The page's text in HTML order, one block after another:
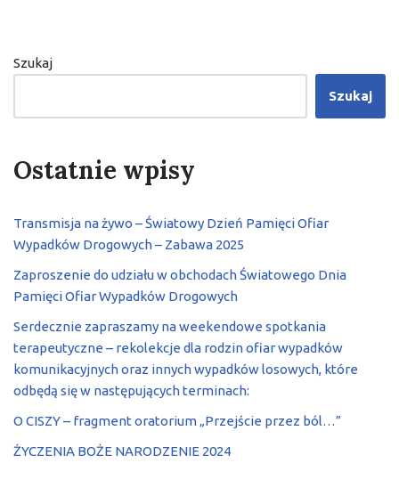
Szukaj
Szukaj
Ostatnie wpisy
Transmisja na żywo – Światowy Dzień Pamięci Ofiar
Wypadków Drogowych – Zabawa 2025
Zaproszenie do udziału w obchodach Światowego Dnia
Pamięci Ofiar Wypadków Drogowych
Serdecznie zapraszamy na weekendowe spotkania
terapeutyczne – rekolekcje dla rodzin ofiar wypadków
komunikacyjnych oraz innych wypadków losowych, które
odbędą się w następujących terminach:
O CISZY – fragment oratorium „Przejście przez ból…”
ŻYCZENIA BOŻE NARODZENIE 2024